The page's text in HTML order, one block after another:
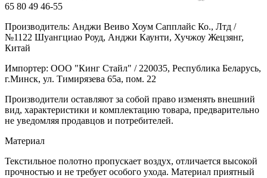
65 80 49 46-55
Производитель: Анджи Веиво Хоум Сапплайс Ко., Лтд /
№1122 Шуангциао Роуд, Анджи Каунти, Хучжоу Жецзянг,
Китай
Импортер: ООО "Кинг Стайл" / 220035, Республика Беларусь,
г.Минск, ул. Тимирязева 65а, пом. 22
Производители оставляют за собой право изменять внешний
вид, характеристики и комплектацию товара, предварительно
не уведомляя продавцов и потребителей.
Материал
Текстильное полотно пропускает воздух, отличается высокой
прочностью и не требует особого ухода. Материал приятный